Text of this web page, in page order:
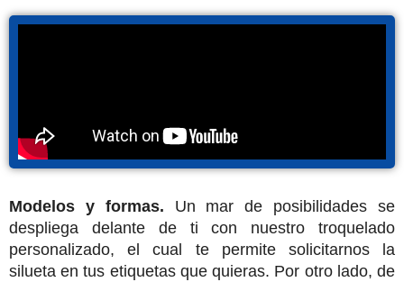
Modelos y formas. Un mar de posibilidades se
despliega delante de ti con nuestro troquelado
personalizado, el cual te permite solicitarnos la
silueta en tus etiquetas que quieras. Por otro lado, de